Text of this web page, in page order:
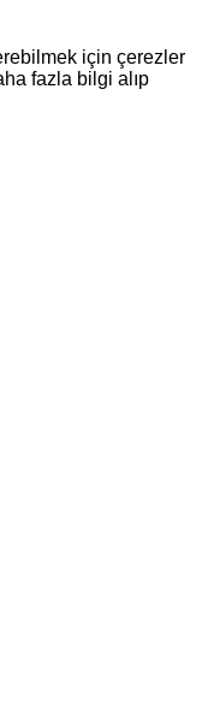
için çerezler
fazla bilgi alıp